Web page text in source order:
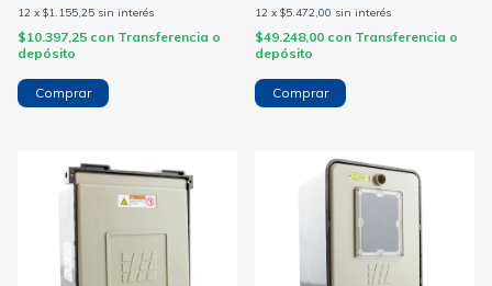
12 x $1.155,25 sin interés
$10.397,25 con Transferencia o
depósito
12 x $5.472,00 sin interés
$49.248,00 con Transferencia o
depósito